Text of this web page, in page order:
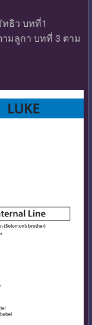
ธิว บทที่1
มลูกา บทที่ 3 ตาม